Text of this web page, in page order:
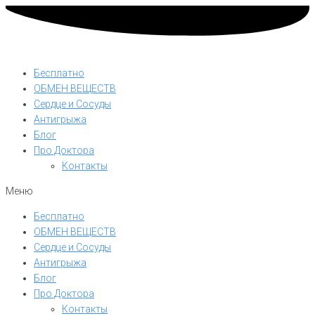
Бесплатно
ОБМЕН ВЕЩЕСТВ
Сердце и Сосуды
Антигрыжа
Блог
Про Доктора
Контакты
Меню
Бесплатно
ОБМЕН ВЕЩЕСТВ
Сердце и Сосуды
Антигрыжа
Блог
Про Доктора
Контакты